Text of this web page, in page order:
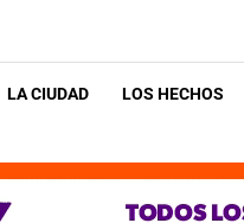
LA CIUDAD LOS HECHOS